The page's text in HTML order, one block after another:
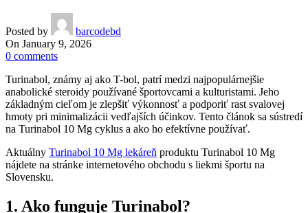
Posted by
barcodebd
On January 9, 2026
0 comments
Turinabol, známy aj ako T-bol, patrí medzi najpopulárnejšie
anabolické steroidy používané športovcami a kulturistami. Jeho
základným cieľom je zlepšiť výkonnosť a podporiť rast svalovej
hmoty pri minimalizácii vedľajších účinkov. Tento článok sa sústredí
na Turinabol 10 Mg cyklus a ako ho efektívne používať.
Aktuálny Turinabol 10 Mg lekáreň produktu Turinabol 10 Mg
nájdete na stránke internetového obchodu s liekmi športu na
Slovensku.
1. Ako funguje Turinabol?